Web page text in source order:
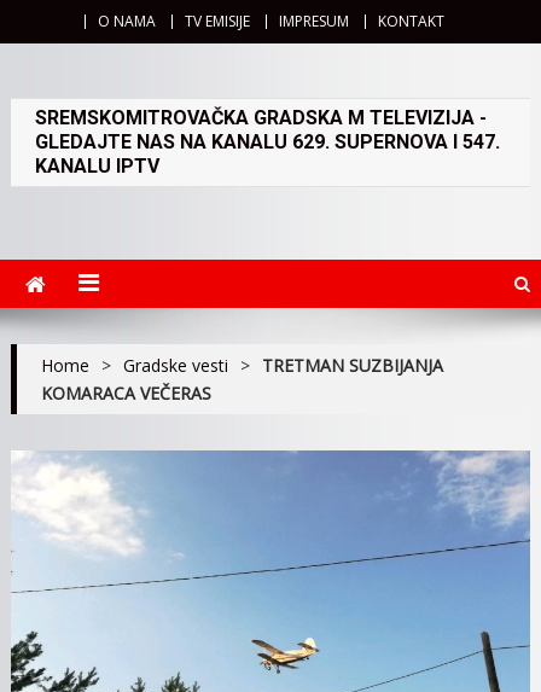
O NAMA TV EMISIJE IMPRESUM KONTAKT
SREMSKOMITROVAČKA GRADSKA M TELEVIZIJA -
GLEDAJTE NAS NA KANALU 629. SUPERNOVA I 547.
KANALU IPTV
Home > Gradske vesti > TRETMAN SUZBIJANJA
KOMARACA VEČERAS